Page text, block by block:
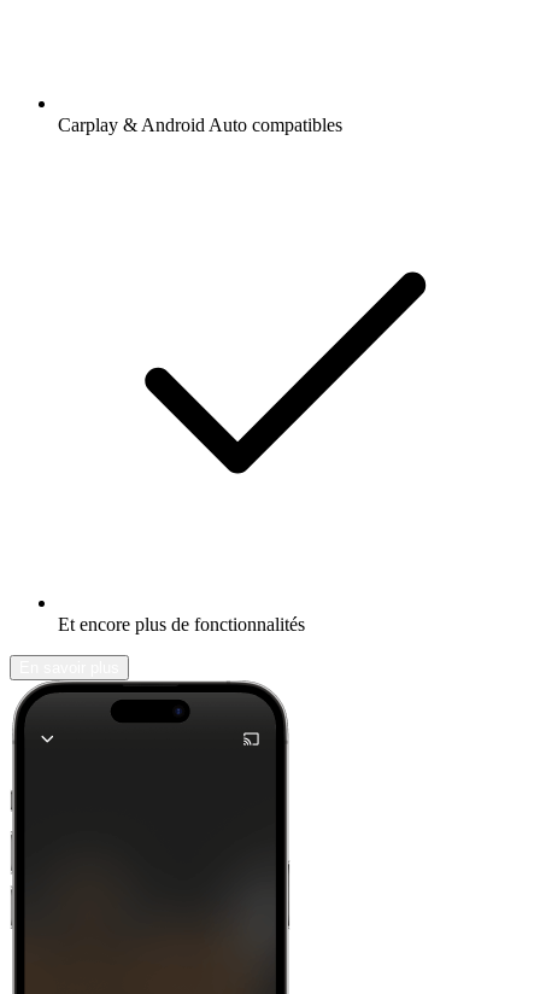
Carplay & Android Auto compatibles
Et encore plus de fonctionnalités